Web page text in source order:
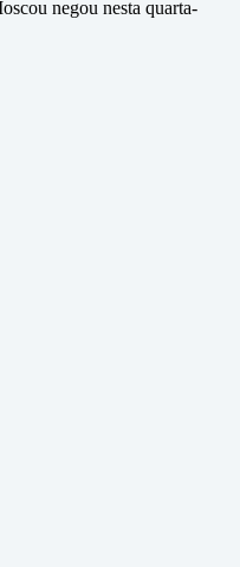
negou nesta quarta-